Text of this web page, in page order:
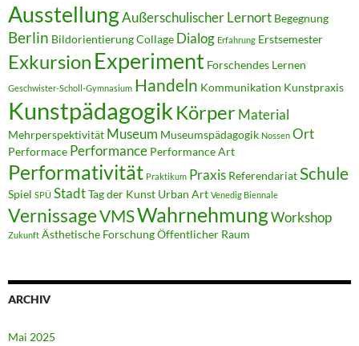
AusstellungAußerschulischer Lernort Begegnung
Berlin BildorientierungCollage Dialog Erfahrung Erstsemester
Exkursion Experiment Forschendes Lernen
Geschwister-Scholl-Gymnasium Handeln Kommunikation Kunstpraxis
Kunstpädagogik Körper Material
Mehrperspektivität Museum Museumspädagogik Nossen Ort
Performace Performance Performance Art
Performativität Praktikum Praxis ReferendariatSchule
Spiel SPÜ StadtTag der Kunst Urban Art Venedig Biennale
VernissageVMSWahrnehmungWorkshop
Zukunft Ästhetische ForschungÖffentlicher Raum
ARCHIV
Mai 2025